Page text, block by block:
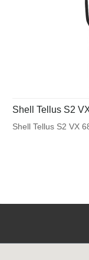
Shell Tellus S2
Shell Tellus S2 VX